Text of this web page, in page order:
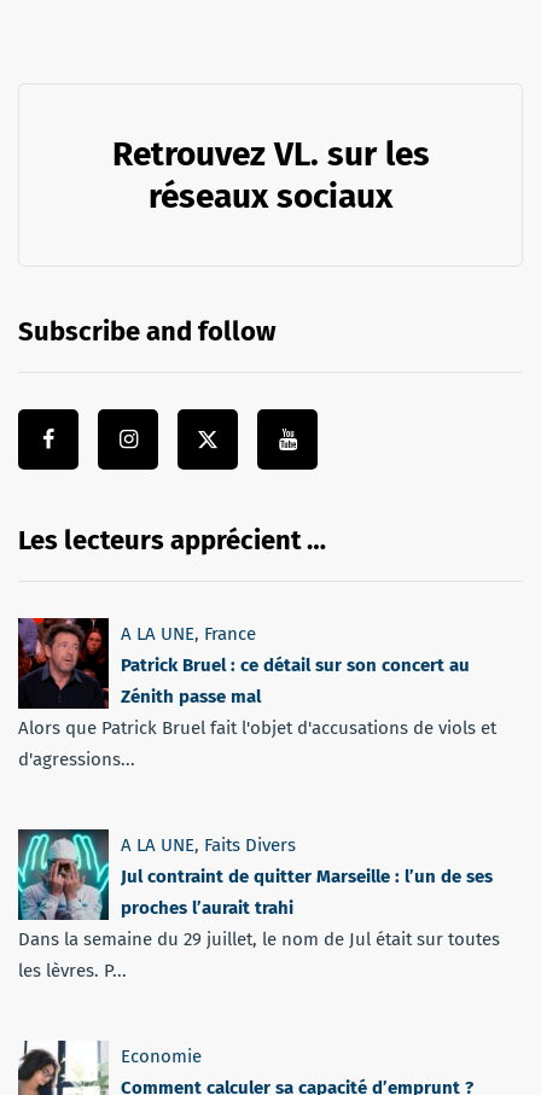
Retrouvez VL. sur les
réseaux sociaux
Subscribe and follow
Les lecteurs apprécient …
A LA UNE, France
Patrick Bruel : ce détail sur son concert au
Zénith passe mal
Alors que Patrick Bruel fait l'objet d'accusations de viols et
d'agressions...
A LA UNE, Faits Divers
Jul contraint de quitter Marseille : l’un de ses
proches l’aurait trahi
Dans la semaine du 29 juillet, le nom de Jul était sur toutes
les lèvres. P...
Economie
Comment calculer sa capacité d’emprunt ?